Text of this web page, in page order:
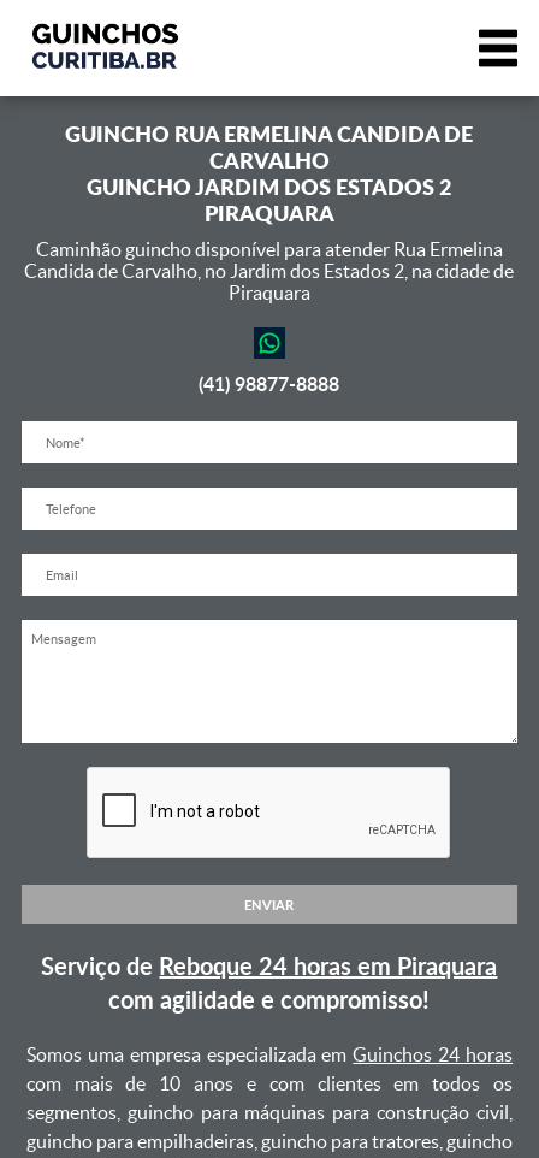
GUINCHO RUA ERMELINA CANDIDA DE
CARVALHO
GUINCHO JARDIM DOS ESTADOS 2
PIRAQUARA
Caminhão guincho disponível para atender Rua Ermelina
Candida de Carvalho, no Jardim dos Estados 2, na cidade de
Piraquara
(41) 98877-8888
ENVIAR
Serviço de Reboque 24 horas em Piraquara
com agilidade e compromisso!
Somos uma empresa especializada emGuinchos 24 horas
com mais de 10 anos e com clientes em todos os
segmentos, guincho para máquinas para construção civil,
guincho para empilhadeiras, guincho para tratores, guincho